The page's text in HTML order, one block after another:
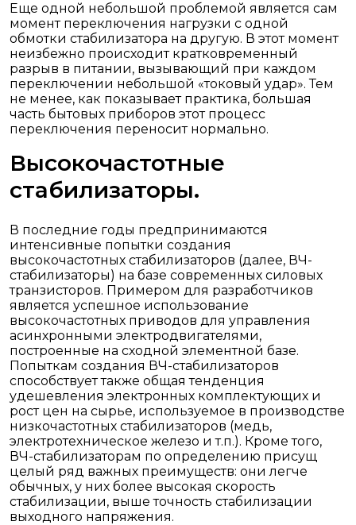
Еще одной небольшой проблемой является сам
момент переключения нагрузки с одной
обмотки стабилизатора на другую. В этот момент
неизбежно происходит кратковременный
разрыв в питании, вызывающий при каждом
переключении небольшой «токовый удар». Тем
не менее, как показывает практика, большая
часть бытовых приборов этот процесс
переключения переносит нормально.
Высокочастотные
стабилизаторы.
В последние годы предпринимаются
интенсивные попытки создания
высокочастотных стабилизаторов (далее, ВЧ-
стабилизаторы) на базе современных силовых
транзисторов. Примером для разработчиков
является успешное использование
высокочастотных приводов для управления
асинхронными электродвигателями,
построенные на сходной элементной базе.
Попыткам создания ВЧ-стабилизаторов
способствует также общая тенденция
удешевления электронных комплектующих и
рост цен на сырье, используемое в производстве
низкочастотных стабилизаторов (медь,
электротехническое железо и т.п.). Кроме того,
ВЧ-стабилизаторам по определению присущ
целый ряд важных преимуществ: они легче
обычных, у них более высокая скорость
стабилизации, выше точность стабилизации
выходного напряжения.